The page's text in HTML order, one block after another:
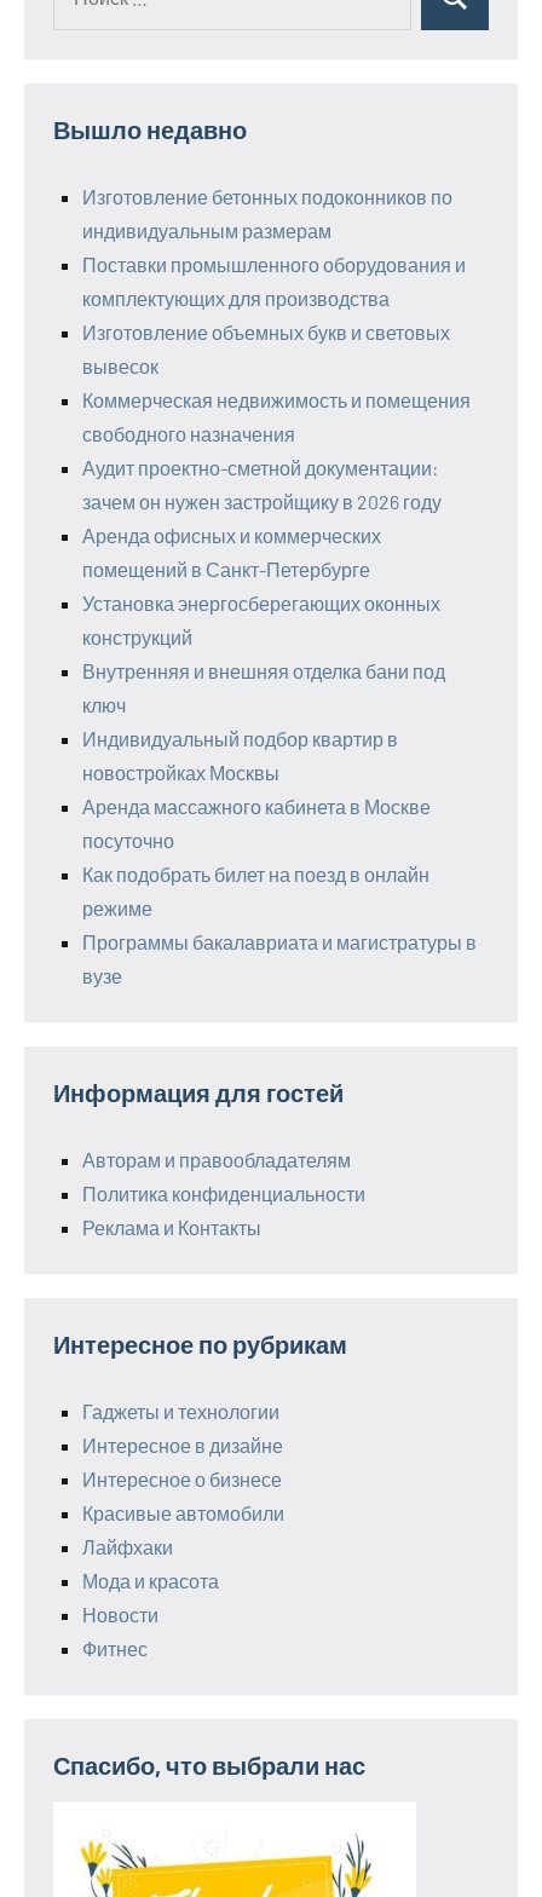
Поиск
Вышло недавно
Изготовление бетонных подоконников по
индивидуальным размерам
Поставки промышленного оборудования и
комплектующих для производства
Изготовление объемных букв и световых
вывесок
Коммерческая недвижимость и помещения
свободного назначения
Аудит проектно-сметной документации:
зачем он нужен застройщику в 2026 году
Аренда офисных и коммерческих
помещений в Санкт-Петербурге
Установка энергосберегающих оконных
конструкций
Внутренняя и внешняя отделка бани под
ключ
Индивидуальный подбор квартир в
новостройках Москвы
Аренда массажного кабинета в Москве
посуточно
Как подобрать билет на поезд в онлайн
режиме
Программы бакалавриата и магистратуры в
вузе
Информация для гостей
Авторам и правообладателям
Политика конфиденциальности
Реклама и Контакты
Интересное по рубрикам
Гаджеты и технологии
Интересное в дизайне
Интересное о бизнесе
Красивые автомобили
Лайфхаки
Мода и красота
Новости
Фитнес
Спасибо, что выбрали нас